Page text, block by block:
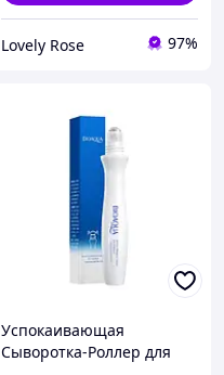
Lovely Rose 97%
Успокаивающая
Сыворотка-Роллер для